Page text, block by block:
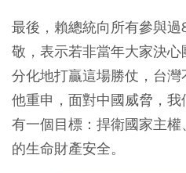
最後，賴總統向所有參與
敬，表示若非當年大家決
分化地打贏這場勝仗，台灣
他重申，面對中國威脅，
有一個目標：捍衛國家主
的生命財產安全。